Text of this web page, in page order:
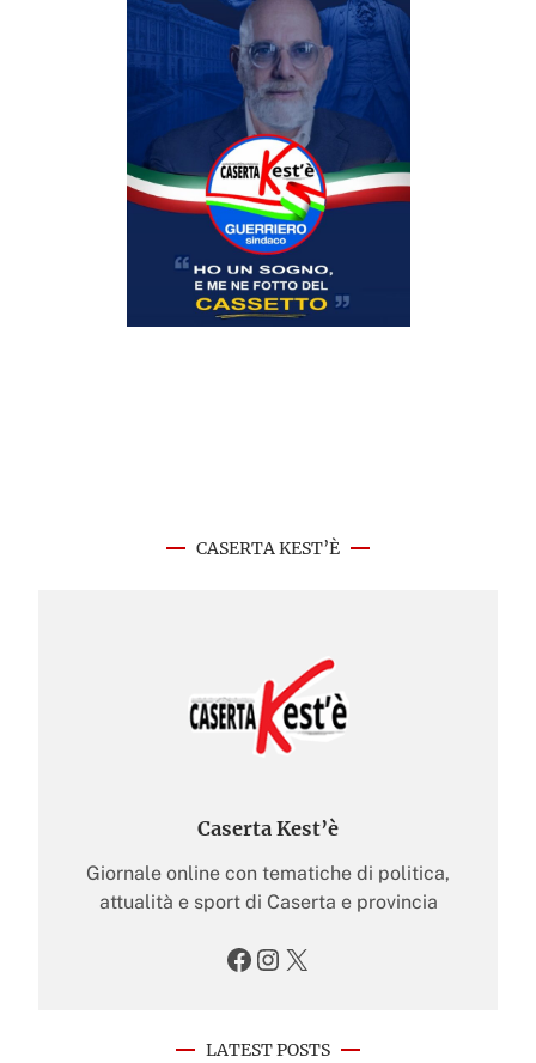
CASERTA KEST’È
Caserta Kest’è
Giornale online con tematiche di politica,
attualità e sport di Caserta e provincia
Facebook Instagram X
LATEST POSTS